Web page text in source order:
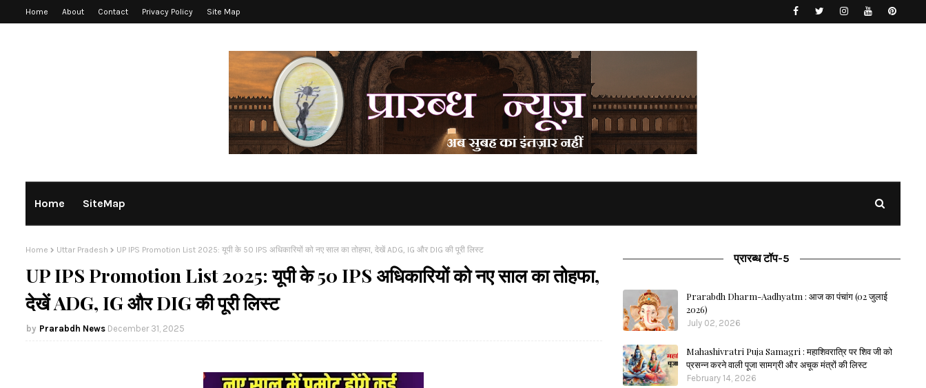
Home About Contact Privacy Policy Site Map
Home SiteMap
Home Uttar Pradesh UP IPS Promotion List 2025: यूपी के 50 IPS अधिकारियों को नए साल का तोहफा, देखें ADG, IG और DIG की पूरी लिस्ट
UP IPS Promotion List 2025: यूपी के 50 IPS अधिकारियों को नए साल का तोहफा,
देखें ADG, IG और DIG की पूरी लिस्ट
Prarabdh News December 31, 2025
प्रारब्ध टॉप-5
Prarabdh Dharm-Aadhyatm : आज का पंचांग (02 जुलाई
2026)
July 02, 2026
Mahashivratri Puja Samagri : महाशिवरात्रि पर शिव जी को
प्रसन्न करने वाली पूजा सामग्री और अचूक मंत्रों की लिस्ट
February 14, 2026